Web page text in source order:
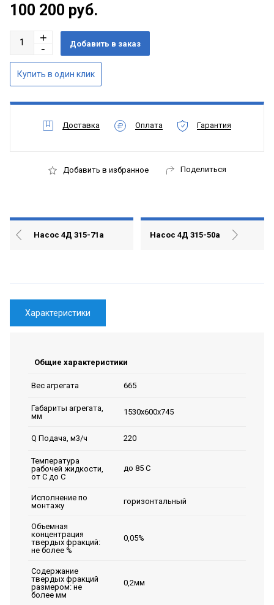
100 200 руб.
Доставка Оплата Гарантия
Добавить в избранное Поделиться
Насос 4Д 315-71а Насос 4Д 315-50а
Характеристики
Общие характеристики
Вес агрегата 665
Габариты агрегата,
мм
1530х600х745
Q Подача, м3/ч 220
Температура
рабочей жидкости,
от С до С
до 85 С
Исполнение по
монтажу
горизонтальный
Объемная
концентрация
твердых фракций:
не более %
0,05%
Содержание
твердых фракций
размером: не
более мм
0,2мм